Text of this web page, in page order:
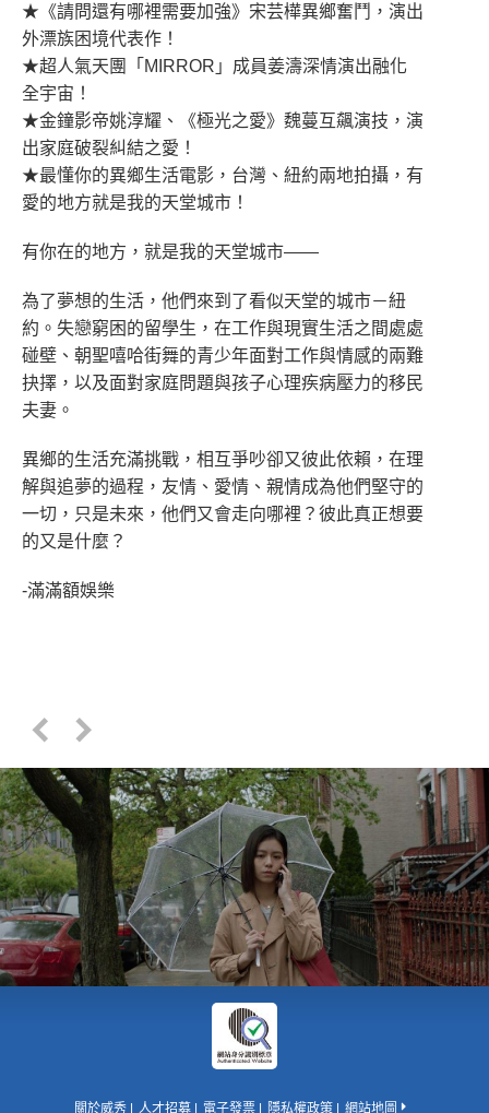
★《請問還有哪裡需要加強》宋芸樺異鄉奮鬥，演出
外漂族困境代表作！
★超人氣天團「MIRROR」成員姜濤深情演出融化
全宇宙！
★金鐘影帝姚淳耀、《極光之愛》魏蔓互飆演技，演
出家庭破裂糾結之愛！
★最懂你的異鄉生活電影，台灣、紐約兩地拍攝，有
愛的地方就是我的天堂城市！
有你在的地方，就是我的天堂城市——
為了夢想的生活，他們來到了看似天堂的城市－紐
約。失戀窮困的留學生，在工作與現實生活之間處處
碰壁、朝聖嘻哈街舞的青少年面對工作與情感的兩難
抉擇，以及面對家庭問題與孩子心理疾病壓力的移民
夫妻。
異鄉的生活充滿挑戰，相互爭吵卻又彼此依賴，在理
解與追夢的過程，友情、愛情、親情成為他們堅守的
一切，只是未來，他們又會走向哪裡？彼此真正想要
的又是什麼？
-滿滿額娛樂
關於威秀 人才招募 電子發票 隱私權政策 網站地圖